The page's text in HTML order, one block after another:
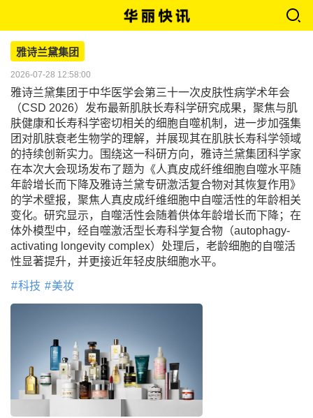
雅诗兰黛集团
2026-07-28 12:58:00
雅诗兰黛集团于中华医学会第三十一次皮肤性病学术年会
（CSD 2026）发布最新肌肤长寿科学研究成果，聚焦与肌
肤健康和长寿科学密切相关的细胞自噬机制，进一步加强集
团对肌肤衰老生物学的理解，并展现其在肌肤长寿科学领域
的持续创新实力。围绕这一科研方向，雅诗兰黛集团科学家
在本次大会现场发布了题为《人真皮成纤维细胞自噬水平随
年龄增长而下降及雅诗兰黛专研激活复合物对其恢复作用》
的学术壁报，聚焦人真皮成纤维细胞中自噬活性的年龄相关
变化。研究显示，自噬活性会随着供体年龄增长而下降；在
体外模型中，经自噬激活型长寿科学复合物（autophagy-
activating longevity complex）处理后，老龄细胞的自噬活
性显著提升，并更接近年轻皮肤细胞水平。
科技 美妆